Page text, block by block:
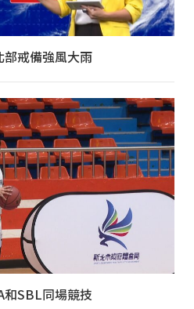
戒備強風大雨
和SBL同場競技